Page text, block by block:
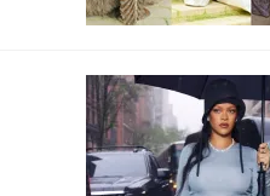
EMagazine
Photo
Infographic
Góc ảnh